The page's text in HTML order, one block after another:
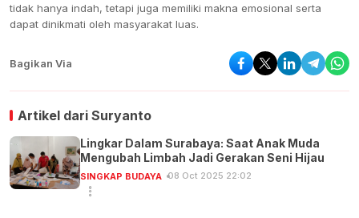
tidak hanya indah, tetapi juga memiliki makna emosional serta
dapat dinikmati oleh masyarakat luas.
Bagikan Via
Artikel dari Suryanto
Lingkar Dalam Surabaya: Saat Anak Muda
Mengubah Limbah Jadi Gerakan Seni Hijau
SINGKAP BUDAYA 08 Oct 2025 22:02